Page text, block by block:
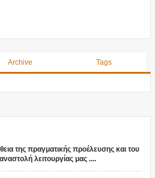
Archive Tags
της πραγματικής προέλευσης και του
λειτουργίας μας ....